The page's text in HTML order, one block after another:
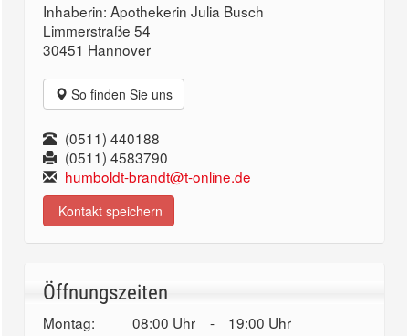
Inhaberin: Apothekerin Julia Busch
Limmerstraße 54
30451 Hannover
So finden Sie uns
(0511) 440188
(0511) 4583790
humboldt-brandt@t-online.de
Kontakt speichern
Öffnungszeiten
Montag: 08:00 Uhr -
19:00 Uhr